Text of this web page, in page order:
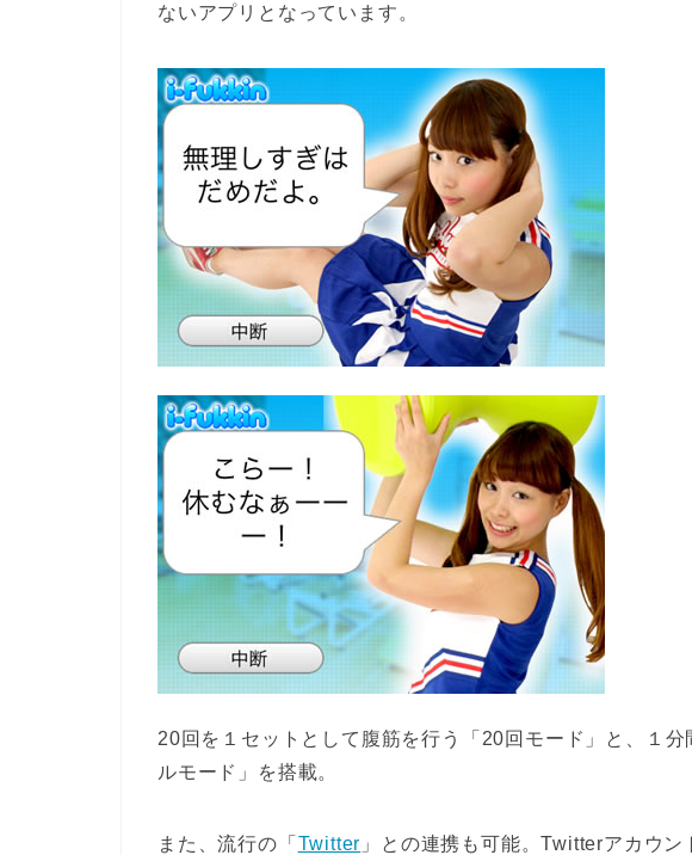
ないアプリとなっています。
20回を１セットとして腹筋を行う「20回モード」と、１
ルモード」を搭載。
また、流行の「 Twitter 」との連携も可能。Twitterアカウ